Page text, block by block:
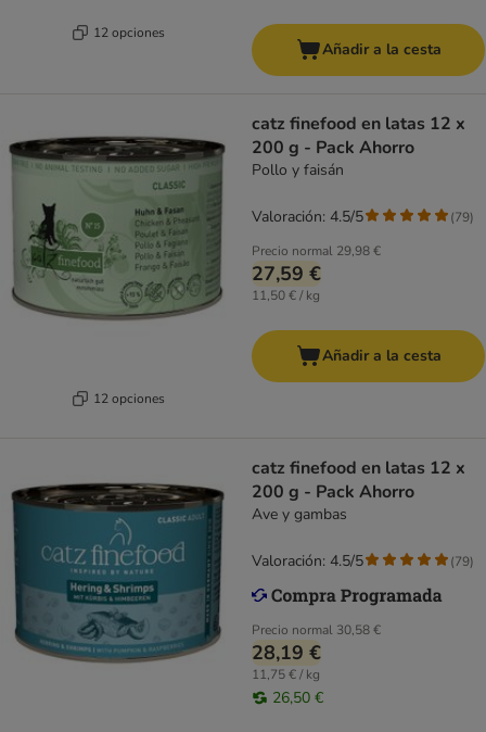
12 opciones
Añadir a la cesta
12 opciones
catz finefood en latas 12 x
200 g - Pack Ahorro
Pollo y faisán
Precio normal 29,98 €
27,59 €
11,50 € / kg
Valoración: 4.5/5 (79)
Añadir a la cesta
catz finefood en latas 12 x
200 g - Pack Ahorro
Ave y gambas
Precio normal 30,58 €
28,19 €
11,75 € / kg
26,50 €
Valoración: 4.5/5 (79)